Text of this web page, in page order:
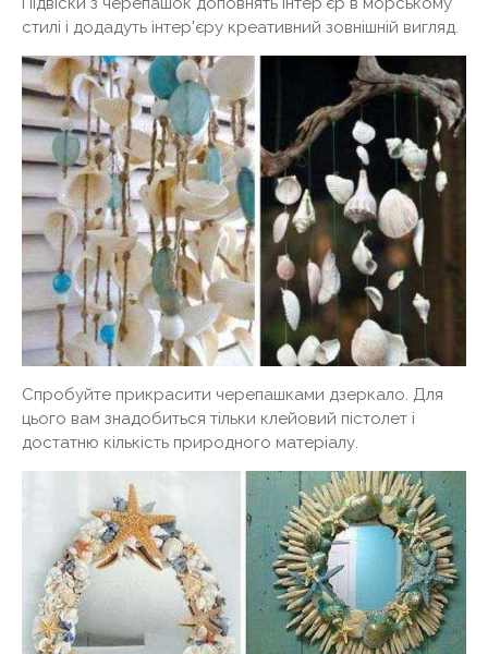
стилі і додадуть інтер'єру креативний зовнішній вигляд.
Спробуйте прикрасити черепашками дзеркало. Для
цього вам знадобиться тільки клейовий пістолет і
достатню кількість природного матеріалу.